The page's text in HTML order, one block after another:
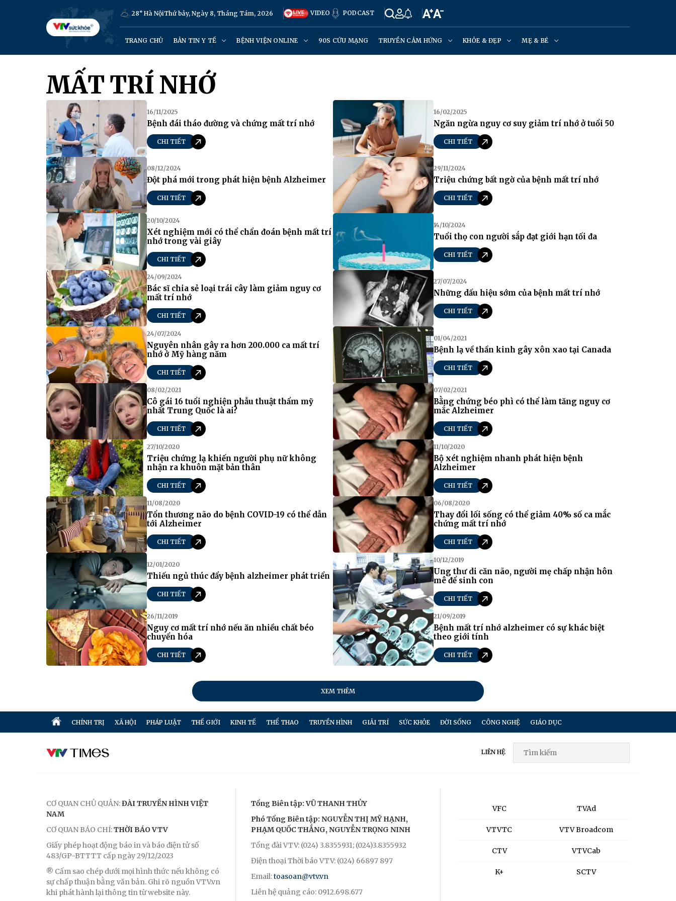
28° Hà NộiThứ bảy, Ngày 8, Tháng Tám, 2026 VIDEO PODCAST
TRANG CHỦ BẢN TIN Y TẾ BỆNH VIỆN ONLINE 90S CỨU MẠNG TRUYỀN CẢM HỨNG KHỎE & ĐẸP MẸ & BÉ
MẤT TRÍ NHỚ
16/11/2025
Bệnh đái tháo đường và chứng mất trí nhớ
CHI TIẾT
16/02/2025
Ngăn ngừa nguy cơ suy giảm trí nhớ ở tuổi 50
CHI TIẾT
08/12/2024
Đột phá mới trong phát hiện bệnh Alzheimer
CHI TIẾT
29/11/2024
Triệu chứng bất ngờ của bệnh mất trí nhớ
CHI TIẾT
20/10/2024
Xét nghiệm mới có thể chẩn đoán bệnh mất trí
nhớ trong vài giây
CHI TIẾT
14/10/2024
Tuổi thọ con người sắp đạt giới hạn tối đa
CHI TIẾT
24/09/2024
Bác sĩ chia sẻ loại trái cây làm giảm nguy cơ
mất trí nhớ
CHI TIẾT
27/07/2024
Những dấu hiệu sớm của bệnh mất trí nhớ
CHI TIẾT
24/07/2024
Nguyên nhân gây ra hơn 200.000 ca mất trí
nhớ ở Mỹ hàng năm
CHI TIẾT
01/04/2021
Bệnh lạ về thần kinh gây xôn xao tại Canada
CHI TIẾT
08/02/2021
Cô gái 16 tuổi nghiện phẫu thuật thẩm mỹ
nhất Trung Quốc là ai?
CHI TIẾT
07/02/2021
Bằng chứng béo phì có thể làm tăng nguy cơ
mắc Alzheimer
CHI TIẾT
27/10/2020
Triệu chứng lạ khiến người phụ nữ không
nhận ra khuôn mặt bản thân
CHI TIẾT
11/10/2020
Bộ xét nghiệm nhanh phát hiện bệnh
Alzheimer
CHI TIẾT
11/08/2020
Tổn thương não do bệnh COVID-19 có thể dẫn
tới Alzheimer
CHI TIẾT
06/08/2020
Thay đổi lối sống có thể giảm 40% số ca mắc
chứng mất trí nhớ
CHI TIẾT
12/01/2020
Thiếu ngủ thúc đẩy bệnh alzheimer phát triển
CHI TIẾT
10/12/2019
Ung thư di căn não, người mẹ chấp nhận hôn
mê để sinh con
CHI TIẾT
26/11/2019
Nguy cơ mất trí nhớ nếu ăn nhiều chất béo
chuyển hóa
CHI TIẾT
21/09/2019
Bệnh mất trí nhớ alzheimer có sự khác biệt
theo giới tính
CHI TIẾT
XEM THÊM
CHÍNH TRỊ XÃ HỘI PHÁP LUẬT THẾ GIỚI KINH TẾ THỂ THAO TRUYỀN HÌNH GIẢI TRÍ SỨC KHỎE ĐỜI SỐNG CÔNG NGHỆ GIÁO DỤC
LIÊN HỆ
CƠ QUAN CHỦ QUẢN:ĐÀI TRUYỀN HÌNH VIỆT
NAM
CƠ QUAN BÁO CHÍ:THỜI BÁO VTV
Giấy phép hoạt động báo in và báo điện tử số
483/GP-BTTTT cấp ngày 29/12/2023
® Cấm sao chép dưới mọi hình thức nếu không có
sự chấp thuận bằng văn bản. Ghi rõ nguồn VTV.vn
khi phát hành lại thông tin từ website này.
Tổng Biên tập: VŨ THANH THỦY
Phó Tổng Biên tập: NGUYỄN THỊ MỸ HẠNH,
PHẠM QUỐC THẮNG, NGUYỄN TRỌNG NINH
Tổng đài VTV: (024) 3.8355931; (024)3.8355932
Điện thoại Thời báo VTV: (024) 66897 897
Email:toasoan@vtv.vn
Liên hệ quảng cáo: 0912.698.677
VFC
VTVTC
CTV
K+
TVAd
VTV Broadcom
VTVCab
SCTV